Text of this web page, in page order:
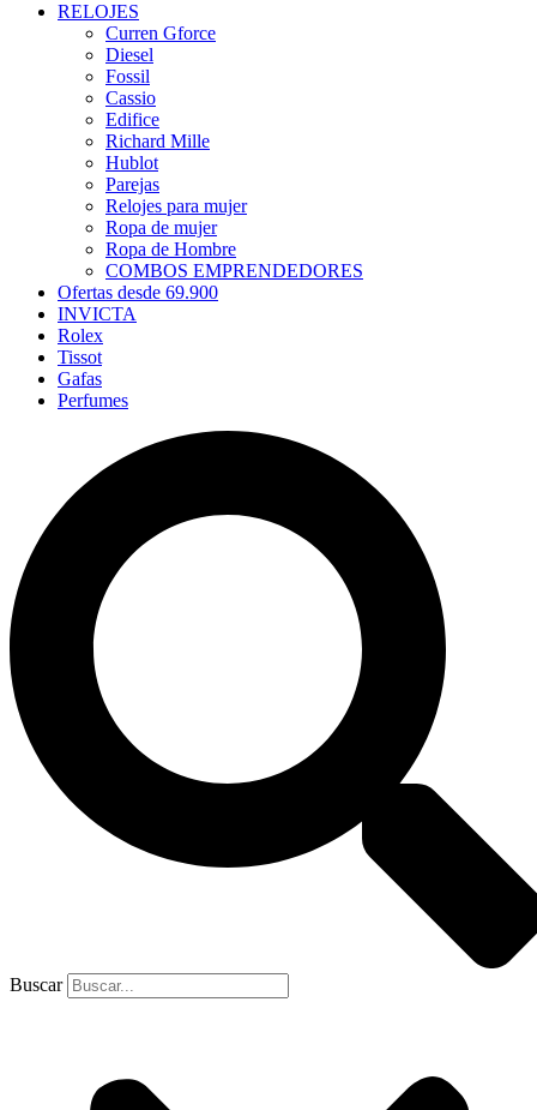
RELOJES
Curren Gforce
Diesel
Fossil
Cassio
Edifice
Richard Mille
Hublot
Parejas
Relojes para mujer
Ropa de mujer
Ropa de Hombre
COMBOS EMPRENDEDORES
Ofertas desde 69.900
INVICTA
Rolex
Tissot
Gafas
Perfumes
Buscar